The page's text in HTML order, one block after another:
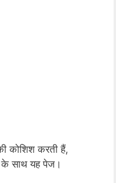
कोशिश करती हैं,
के साथ यह पेज।